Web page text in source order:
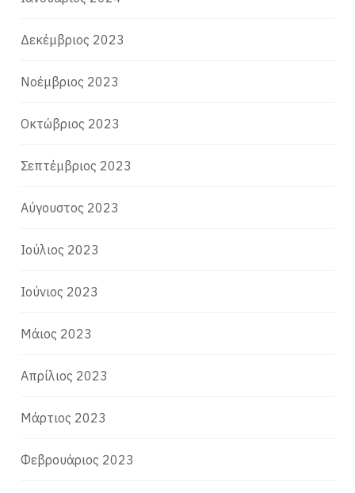
Δεκέμβριος 2023
Νοέμβριος 2023
Οκτώβριος 2023
Σεπτέμβριος 2023
Αύγουστος 2023
Ιούλιος 2023
Ιούνιος 2023
Μάιος 2023
Απρίλιος 2023
Μάρτιος 2023
Φεβρουάριος 2023